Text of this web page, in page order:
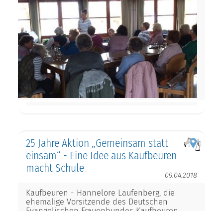
25 Jahre Aktion „Gemeinsam statt
einsam“ - Eine Idee aus Kaufbeuren
macht Schule
09.04.2018
Kaufbeuren - Hannelore Laufenberg, die
ehemalige Vorsitzende des Deutschen